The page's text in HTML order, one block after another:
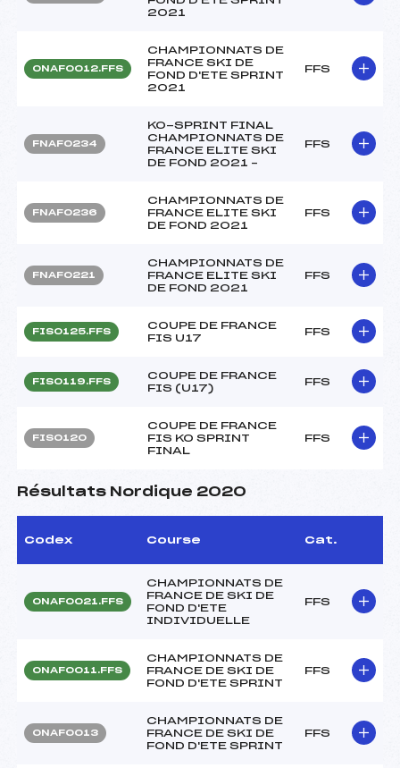
2021
ONAF0012.FFS
CHAMPIONNATS DE
FRANCE SKI DE
FOND D'ETE SPRINT
2021
FFS
FNAF0234
KO-SPRINT FINAL
CHAMPIONNATS DE
FRANCE ELITE SKI
DE FOND 2021 –
FFS
FNAF0236
CHAMPIONNATS DE
FRANCE ELITE SKI
DE FOND 2021
FFS
FNAF0221
CHAMPIONNATS DE
FRANCE ELITE SKI
DE FOND 2021
FFS
FIS0125.FFS
COUPE DE FRANCE
FIS U17
FFS
FIS0119.FFS
COUPE DE FRANCE
FIS (U17)
FFS
FIS0120
COUPE DE FRANCE
FIS KO SPRINT
FINAL
FFS
Résultats Nordique 2020
Codex Course Cat.
ONAF0021.FFS
CHAMPIONNATS DE
FRANCE DE SKI DE
FOND D'ETE
INDIVIDUELLE
FFS
ONAF0011.FFS
CHAMPIONNATS DE
FRANCE DE SKI DE
FOND D'ETE SPRINT
FFS
ONAF0013
CHAMPIONNATS DE
FRANCE DE SKI DE
FOND D'ETE SPRINT
FFS